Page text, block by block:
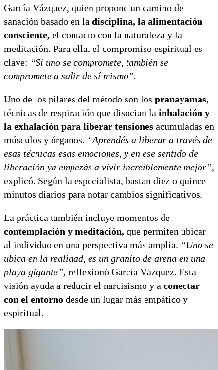
García Vázquez, quien propone un camino de
sanación basado en la disciplina, la alimentación
consciente, el contacto con la naturaleza y la
meditación. Para ella, el compromiso espiritual es
clave: “Si uno se compromete, también se
compromete a salir de sí mismo”.
Uno de los pilares del método son los pranayamas,
técnicas de respiración que disocian la inhalación y
la exhalación para liberar tensiones acumuladas en
músculos y órganos. “Aprendés a liberar a través de
esas técnicas esas emociones, y en ese sentido de
liberación ya empezás a vivir increíblemente mejor”,
explicó. Según la especialista, bastan diez o quince
minutos diarios para notar cambios significativos.
La práctica también incluye momentos de
contemplación y meditación, que permiten ubicar
al individuo en una perspectiva más amplia. “Uno se
ubica en la realidad, es un granito de arena en una
playa gigante”, reflexionó García Vázquez. Esta
visión ayuda a reducir el narcisismo y a conectar
con el entorno desde un lugar más empático y
espiritual.